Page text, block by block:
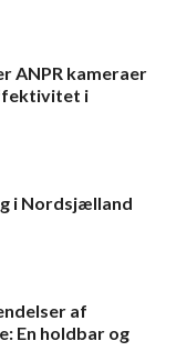
ANPR kameraer
i
i Nordsjælland
af
En holdbar og